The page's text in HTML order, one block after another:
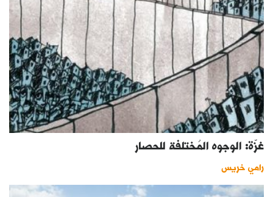
غزّة: الوجوه المُختلفة للحصار
رامي خريس